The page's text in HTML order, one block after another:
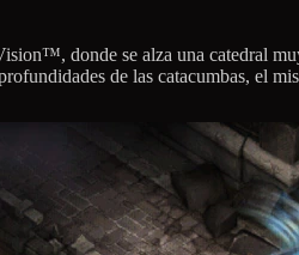
donde se alza una catedral
de las catacumbas, el